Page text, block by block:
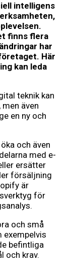
intelligens
finns flera
har
Här
kan leda
teknik kan
även
en ny och
och även
med e-
ersätter
försäljning
är
för
och små
befintliga
och krav.